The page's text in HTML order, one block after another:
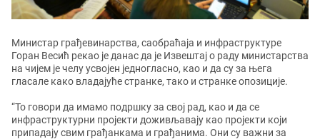
Министар грађевинарства, саобраћаја и инфраструктуре
Горан Весић рекао је данас да је Извештај о раду министарства
на чијем је челу усвојен једногласно, као и да су за њега
гласале како владајуће странке, тако и странке опозиције.
“То говори да имамо подршку за свој рад, као и да се
инфраструктурни пројекти доживљавају као пројекти који
припадају свим грађанкама и грађанима. Они су важни за